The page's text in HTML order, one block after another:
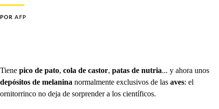
POR AFP
Tiene pico de pato, cola de castor, patas de nutria... y ahora unos
depósitos de melanina normalmente exclusivos de las aves: el
ornitorrinco no deja de sorprender a los científicos.